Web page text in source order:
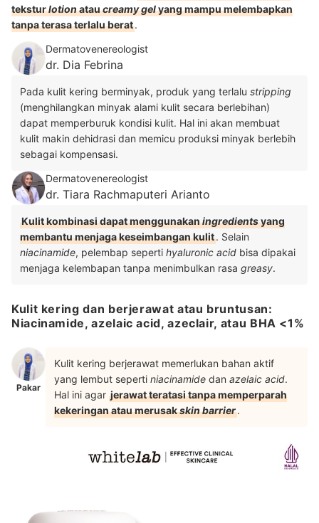
teksturlotionataucreamy gelyang mampu melembapkan
tanpa terasa terlalu berat.
Dermatovenereologist
dr. Dia Febrina
Pada kulit kering berminyak, produk yang terlalu stripping
(menghilangkan minyak alami kulit secara berlebihan)
dapat memperburuk kondisi kulit. Hal ini akan membuat
kulit makin dehidrasi dan memicu produksi minyak berlebih
sebagai kompensasi.
Dermatovenereologist
dr. Tiara Rachmaputeri Arianto
Kulit kombinasi dapat menggunakaningredientsyang
membantu menjaga keseimbangan kulit. Selain
niacinamide, pelembap seperti hyaluronic acid bisa dipakai
menjaga kelembapan tanpa menimbulkan rasa greasy.
Kulit kering dan berjerawat atau bruntusan:
Niacinamide, azelaic acid, azeclair, atau BHA <1%
Pakar
Kulit kering berjerawat memerlukan bahan aktif
yang lembut seperti niacinamide dan azelaic acid.
Hal ini agar jerawat teratasi tanpa memperparah
kekeringan atau merusakskin barrier.